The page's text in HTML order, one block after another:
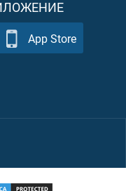
App Store